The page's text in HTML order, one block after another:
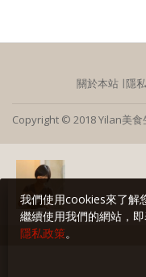
關於本站 ∣隱
Copyright © 2018 Yilan美
我們使用cookies來了解
繼續使用我們的網站，
隱私政策。